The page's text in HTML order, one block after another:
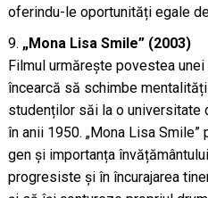
oferindu-le oportunități egale
„Mona Lisa Smile” (2003)
Filmul urmărește povestea
încearcă să schimbe
studenților săi la o universitate
în anii 1950. „Mona Lisa
gen și importanța
progresiste și în încurajarea